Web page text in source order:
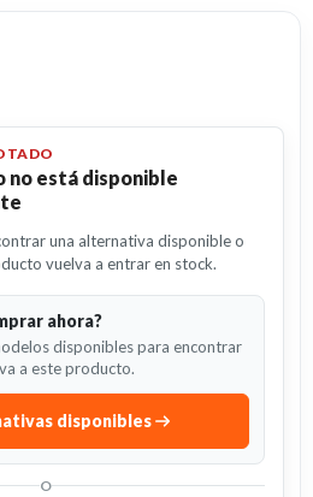
no está disponible
una alternativa disponible o
vuelva a entrar en stock.
ahora?
disponibles para encontrar
a este producto.
disponibles
O